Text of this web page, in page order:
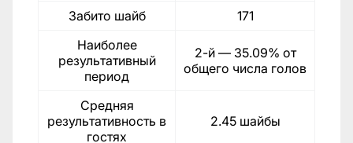
Забито шайб
171
Наиболее
результативный
период
2-й — 35.09% от
общего числа голов
Средняя
результативность в
гостях
2.45 шайбы